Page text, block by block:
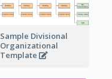
Sample Divisional
Organizational
Template